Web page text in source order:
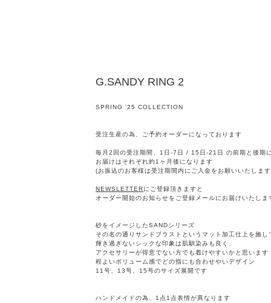
G.SANDY RING 2
SPRING '25 COLLECTION
受注生産の為、ご予約オーダーになっております
毎月2回の受注期間、1日-7日 / 15日-21日 の前期と後期
お届けはそれぞれ約1ヶ月後になります
(お振込のお客様は受注期間内にご入金をお願いいたしま
NEWSLETTERにご登録頂きますと
オーダー開始のお知らせをご登録メールにお届けいたしま
砂をイメージしたSANDシリーズ
その名の通りサンドブラストというマット加工仕上を施し
輝き過ぎないシックな印象は肌馴染みも良く、
アクセサリーが得意でない方でも着けやすいかと思います
程よいボリューム感でどの指にも合わせやいデザイン
11号、13号、15号のサイズ展開です
ハンドメイドの為、1点1点表情が異なります